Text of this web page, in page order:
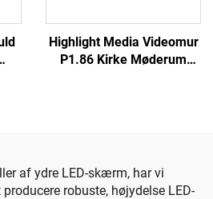
Highlight Media Videomur
P1.86 Kirke Møderum
af ydre LED-skærm, har vi
robuste, højydelse LED-